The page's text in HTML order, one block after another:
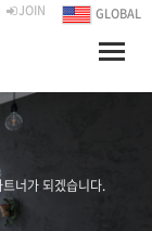
JOIN GLOBAL
Toggle
너가 되겠습니다.